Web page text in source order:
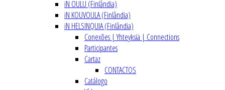
iN OULU (Finlândia)
iN KOUVOULA (Finlândia)
iN HELSINQUIA (Finlândia)
Conexões | Yhteyksiä | Connections
Participantes
Cartaz
CONTACTOS
Catálogo